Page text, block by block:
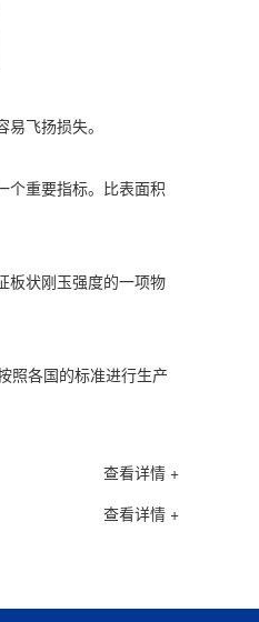
飞扬损失。
重要指标。比表面积
状刚玉强度的一项物
照各国的标准进行生产
查看详情 +
查看详情 +